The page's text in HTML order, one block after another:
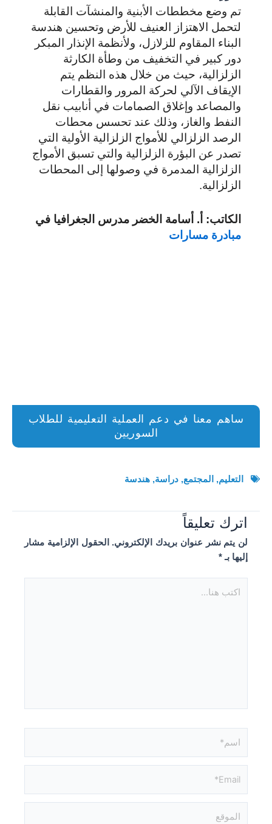
تم وضع مخططات الأبنية والمنشآت القابلة
لتحمل الاهتزاز العنيف للأرض وتحسين هندسة
البناء المقاوم للزلازل، ولأنظمة الإنذار المبكر
دور كبير في التخفيف من وطأة الكارثة
الزلزالية، حيث من خلال هذه النظم يتم
الإيقاف الآلي لحركة المرور والقطارات
والمصاعد وإغلاق الصمامات في أنابيب نقل
النفط والغاز، وذلك عند تحسس محطات
الرصد الزلزالي للأمواج الزلزالية الأولية التي
تصدر عن البؤرة الزلزالية والتي تسبق الأمواج
الزلزالية المدمرة في وصولها إلى المحطات
الزلزالية.
الكاتب: أ. أسامة الخضر مدرس الجغرافيا في
مبادرة مسارات
ساهم معنا في دعم العملية التعليمية للطلاب
السوريين
التعليم, المجتمع, دراسة, هندسة
اترك تعليقاً
لن يتم نشر عنوان بريدك الإلكتروني.
الحقول الإلزامية مشار
إليها بـ*